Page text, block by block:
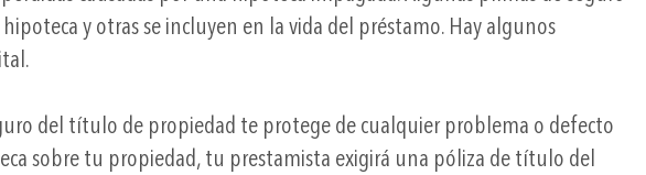
y otras se incluyen en la vida del préstamo. Hay algunos
del título de propiedad te protege de cualquier problema o defecto
sobre tu propiedad, tu prestamista exigirá una póliza de título del